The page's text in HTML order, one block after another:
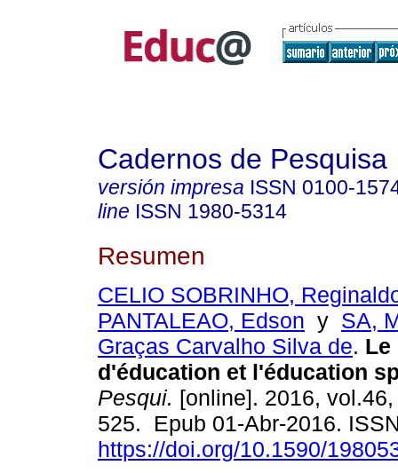
Cadernos de Pesquisa
versión impresa ISSN 0100-
line ISSN 1980-5314
Resumen
CELIO SOBRINHO,
PANTALEAO, Edson y SA,
Graças Carvalho Silva de. Le
d'éducation et l'éducation
Pesqui. [online]. 2016,
525. Epub 01-Abr-2016.
https://doi.org/10.1590/